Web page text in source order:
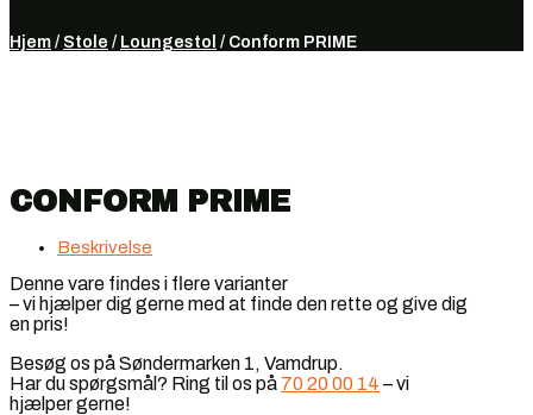
Hjem / Stole / Loungestol / Conform PRIME
CONFORM PRIME
Beskrivelse
Denne vare findes i flere varianter
– vi hjælper dig gerne med at finde den rette og give dig
en pris!
Besøg os på Søndermarken 1, Vamdrup.
Har du spørgsmål? Ring til os på 70 20 00 14 – vi
hjælper gerne!